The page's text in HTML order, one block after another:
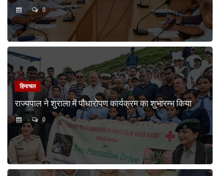
0
हिमाचल
राज्यपाल ने शुराला में पौधारोपण कार्यक्रम का शुभारम्भ किया
0